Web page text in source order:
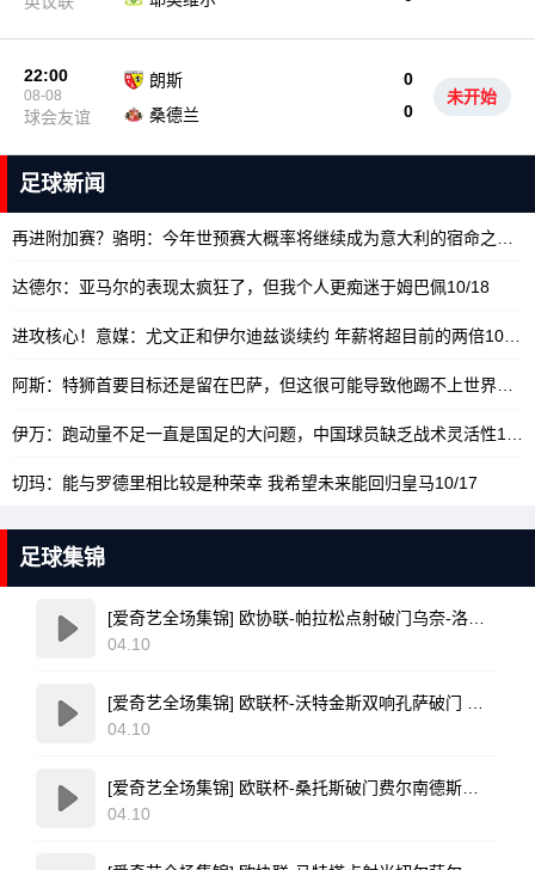
22:00
08-08
球会友谊
朗斯
0
0
桑德兰
未开始
足球新闻
达德尔：亚马尔的表现太疯狂了，但我个人更痴迷于姆巴佩10/18
进攻核心！意媒：尤文正和伊尔迪兹谈续约 年薪将超目前的两倍10/18
伊万：跑动量不足一直是国足的大问题，中国球员缺乏战术灵活性10/17
切玛：能与罗德里相比较是种荣幸 我希望未来能回归皇马10/17
足球集锦
04.10
04.10
04.10